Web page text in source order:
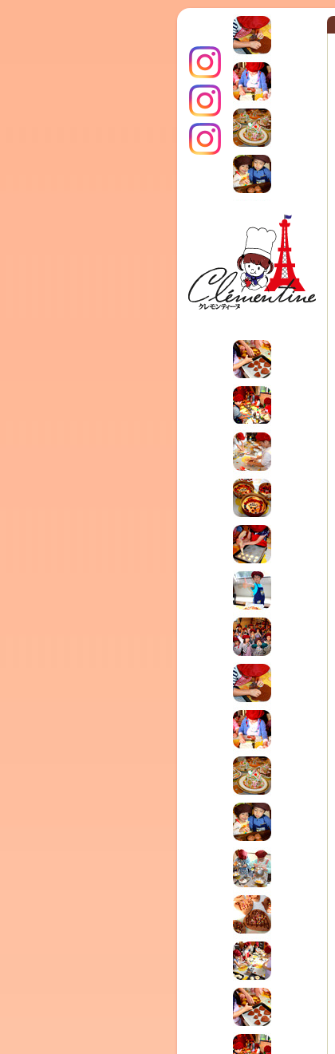
クレモンティーヌ – 新百合ヶ丘の料理教
室・テイクアウト Clémentine (produced
by CEDO)
インス
タグラ